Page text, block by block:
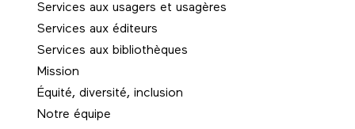
Services aux usagers et usagères
Services aux éditeurs
Services aux bibliothèques
Mission
Équité, diversité, inclusion
Notre équipe